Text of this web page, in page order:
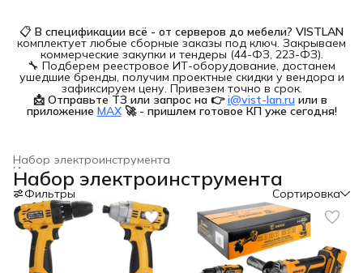
Более 100 000 позиций в наличии и под заказ
📋 В спецификации всё - от серверов до мебели? VISTLAN
комплектует любые сборные заказы под ключ. Закрываем
коммерческие закупки и тендеры (44-ФЗ, 223-ФЗ).
🔧 Подберем реестровое ИТ-оборудование, достанем
ушедшие бренды, получим проектные скидки у вендора и
зафиксируем цену. Привезем точно в срок.
📩 Отправьте ТЗ или запрос на 👉 i@vist-lan.ru или в
приложение MAX 🚀 - пришлем готовое КП уже сегодня!
Набор электроинструмента
Инструменты для ремонта и строительства
Строительство и ремонт ›
Главная ›
Набор электроинструмента
Фильтры Сортировка